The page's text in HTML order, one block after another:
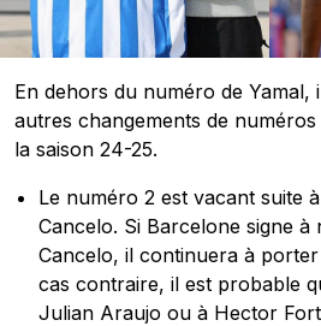
En dehors du numéro de Yamal,
autres changements de
la saison 24-25.
Le numéro 2 est vacant suite
Cancelo. Si Barcelone signe à
Cancelo, il continuera à
cas contraire, il est probable
Julian Araujo ou à Hector